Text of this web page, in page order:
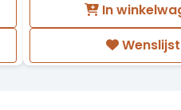
In
Wenslijst